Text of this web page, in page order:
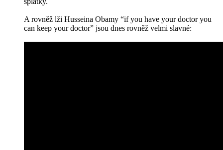
A rovněž lži Husseina Obamy “if you have your doctor you
can keep your doctor” jsou dnes rovněž velmi slavné: